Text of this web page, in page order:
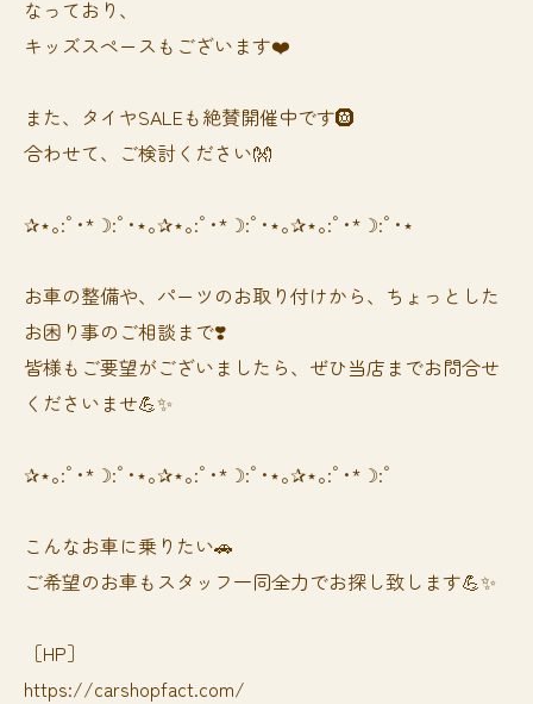
なっており、
キッズスペースもございます❤️
また、タイヤSALEも絶賛開催中です🛞
合わせて、ご検討ください👐
✰⋆｡:ﾟ･*☽:ﾟ･⋆｡✰⋆｡:ﾟ･*☽:ﾟ･⋆｡✰⋆｡:ﾟ･*☽:ﾟ･⋆
お車の整備や、パーツのお取り付けから、ちょっとした
お困り事のご相談まで❣️
皆様もご要望がございましたら、ぜひ当店までお問合せ
くださいませ💪✨
✰⋆｡:ﾟ･*☽:ﾟ･⋆｡✰⋆｡:ﾟ･*☽:ﾟ･⋆｡✰⋆｡:ﾟ･*☽:ﾟ
⁡⁡⁡こんなお車に乗りたい🚗
ご希望のお車もスタッフ一同全力でお探し致します💪✨
［HP］
https://carshopfact.com/